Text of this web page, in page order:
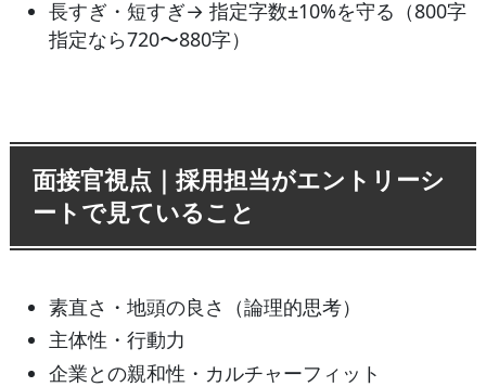
長すぎ・短すぎ→ 指定字数±10%を守る（800字
指定なら720〜880字）
面接官視点｜採用担当がエントリーシ
ートで見ていること
素直さ・地頭の良さ（論理的思考）
主体性・行動力
企業との親和性・カルチャーフィット